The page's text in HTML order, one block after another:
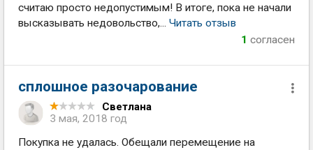
считаю просто недопустимым! В итоге, пока не начали
высказывать недовольство,... Читать отзыв
1 согласен
сплошное разочарование
Светлана
3 мая, 2018 год
Покупка не удалась. Обещали перемещение на